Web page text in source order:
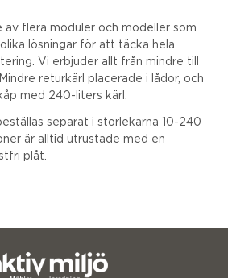
av flera moduler och modeller som
lösningar för att täcka hela
Vi erbjuder allt från mindre till
returkärl placerade i lådor, och
med 240-liters kärl.
separat i storlekarna 10-240
är alltid utrustade med en
plåt.